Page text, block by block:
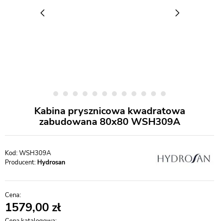
Kabina prysznicowa kwadratowa
zabudowana 80x80 WSH309A
WSH309A
Producent: Hydrosan
1579,00